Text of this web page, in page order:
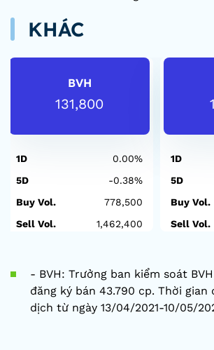
KHÁC
BVH
131,800
1D
0.00%
5D
-0.38%
Buy Vol.
778,500
Sell Vol.
1,462,400
1D
5D
Buy Vol.
Sell Vol.
- BVH: Trưởng ban kiểm soát
đăng ký bán 43.790 cp. Thời gian
dịch từ ngày 13/04/2021-10/05/